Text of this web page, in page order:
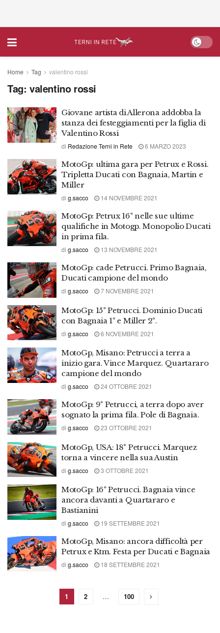
Home Tag valentino rossi
Tag: valentino rossi
Giovane artista di Allerona addobba la
stanza dei festeggiamenti per la figlia di
Valentino Rossi
di Redazione Terni in Rete 6 MARZO 2023
MotoGp: ultima gara per Petrux e Rossi.
Tripletta Ducati con Bagnaia, Martin e
Miller
di g.sacco 14 NOVEMBRE 2021
MotoGp: Petrux 16° nelle sue ultime
qualifiche in Motogp. Monopolio Ducati
in prima fila.
di g.sacco 13 NOVEMBRE 2021
MotoGp: cade Petrucci. Primo Bagnaia,
Ducati campione del mondo
di g.sacco 7 NOVEMBRE 2021
MotoGp: 15° Petrucci. Dominio Ducati
con Bagnaia 1° e Miller 2°.
di g.sacco 6 NOVEMBRE 2021
MotoGp, Misano: Petrucci a terra a
inizio gara. Vince Marquez. Quartararo
campione del mondo
di g.sacco 24 OTTOBRE 2021
MotoGp: 9° Petrucci, a terra dopo aver
sognato la prima fila. Pole di Bagnaia.
di g.sacco 23 OTTOBRE 2021
MotoGp, USA: 18° Petrucci. Marquez
torna a vincere nella sua Austin
di g.sacco 3 OTTOBRE 2021
MotoGp: 16° Petrucci. Bagnaia vince
ancora davanti a Quartararo e
Bastianini
di g.sacco 19 SETTEMBRE 2021
MotoGp, Misano: ancora difficoltà per
Petrux e Ktm. Festa per Ducati e Bagnaia
di g.sacco 18 SETTEMBRE 2021
1 2 … 100